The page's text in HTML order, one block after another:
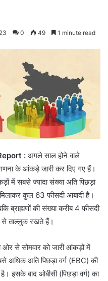
0 49 1 minute read
: अगले साल होने वाले
के आंकड़े जारी कर दिए गए हैं।
में सबसे ज्यादा संख्या अति पिछड़ा
मिलाकर कुल 63 फीसदी आबादी है।
ब्राह्मणों की संख्या करीब 4 फीसदी
से ताल्लुक रखते हैं।
ओर से सोमवार को जारी आंकड़ों में
अधिक अति पिछड़ा वर्ग (EBC) की
इसके बाद ओबीसी (पिछड़ा वर्ग) का